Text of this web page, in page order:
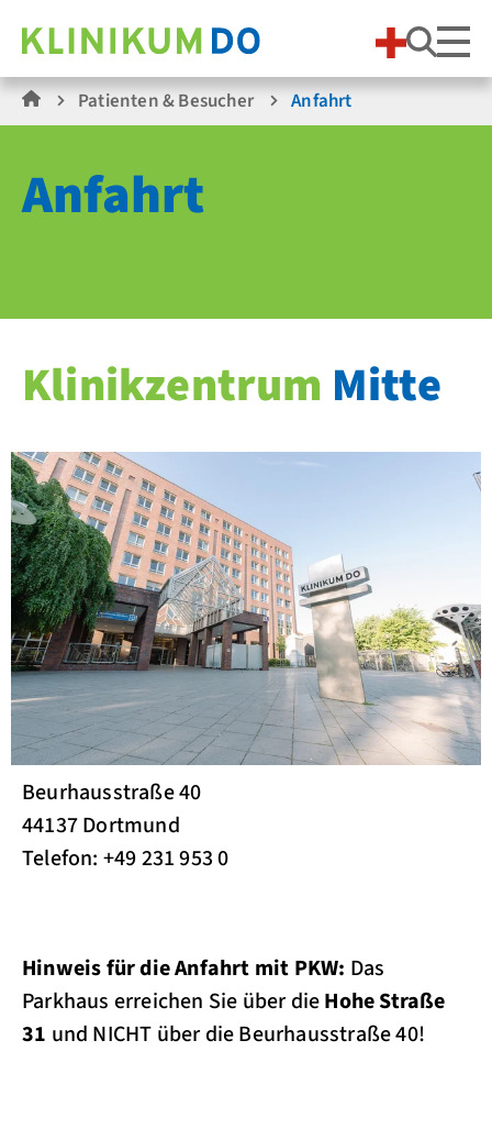
Patienten & Besucher Anfahrt
Anfahrt
Klinikzentrum Mitte
Beurhausstraße 40
44137 Dortmund
Telefon: +49 231 953 0
Hinweis für die Anfahrt mit PKW: Das
Parkhaus erreichen Sie über dieHohe Straße
31 und NICHT über die Beurhausstraße 40!